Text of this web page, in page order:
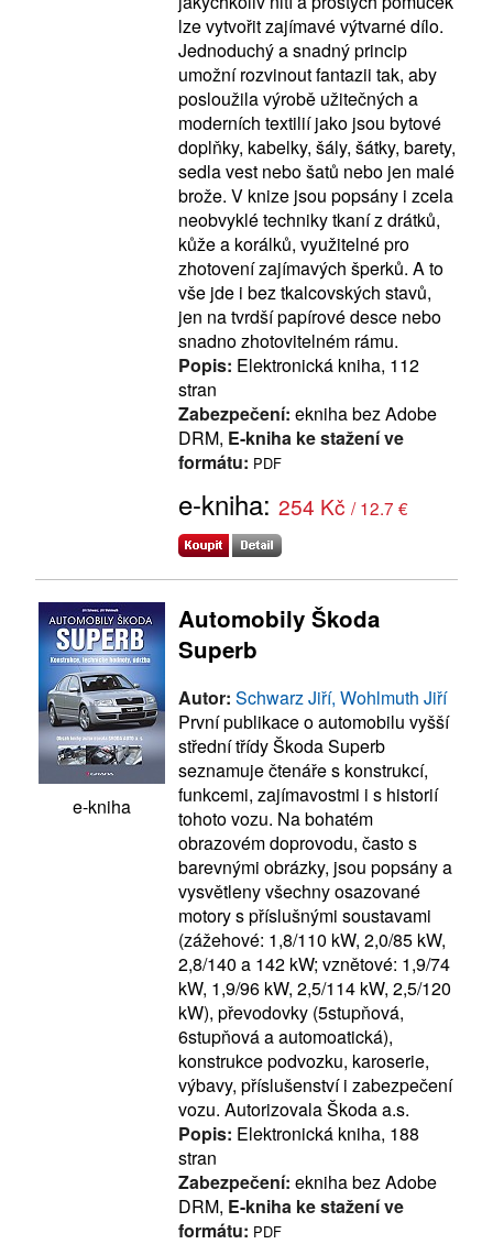
lze vytvořit zajímavé výtvarné dílo.
Jednoduchý a snadný princip
umožní rozvinout fantazii tak, aby
posloužila výrobě užitečných a
moderních textilií jako jsou bytové
doplňky, kabelky, šály, šátky, barety,
sedla vest nebo šatů nebo jen malé
brože. V knize jsou popsány i zcela
neobvyklé techniky tkaní z drátků,
kůže a korálků, využitelné pro
zhotovení zajímavých šperků. A to
vše jde i bez tkalcovských stavů,
jen na tvrdší papírové desce nebo
snadno zhotovitelném rámu.
Popis: Elektronická kniha, 112
stran
Zabezpečení: ekniha bez Adobe
DRM, E-kniha ke stažení ve
formátu: PDF
e-kniha: 254 Kč / 12.7 €
e-kniha
Automobily Škoda
Superb
Autor: Schwarz Jiří, Wohlmuth Jiří
První publikace o automobilu vyšší
střední třídy Škoda Superb
seznamuje čtenáře s konstrukcí,
funkcemi, zajímavostmi i s historií
tohoto vozu. Na bohatém
obrazovém doprovodu, často s
barevnými obrázky, jsou popsány a
vysvětleny všechny osazované
motory s příslušnými soustavami
(zážehové: 1,8/110 kW, 2,0/85 kW,
2,8/140 a 142 kW; vznětové: 1,9/74
kW, 1,9/96 kW, 2,5/114 kW, 2,5/120
kW), převodovky (5stupňová,
6stupňová a automoatická),
konstrukce podvozku, karoserie,
výbavy, příslušenství i zabezpečení
vozu. Autorizovala Škoda a.s.
Popis: Elektronická kniha, 188
stran
Zabezpečení: ekniha bez Adobe
DRM, E-kniha ke stažení ve
formátu: PDF